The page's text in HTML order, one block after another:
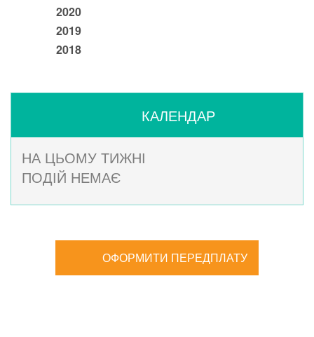
2020
2019
2018
КАЛЕНДАР
НА ЦЬОМУ ТИЖНІ
ПОДІЙ НЕМАЄ
ОФОРМИТИ ПЕРЕДПЛАТУ